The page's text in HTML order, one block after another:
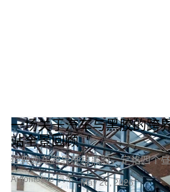
Automotive 汽车
一场关于汽车与黑胶的跨
站全景回顾
经典跑车跨界硬核黑胶，定格四个
May 26, 2026